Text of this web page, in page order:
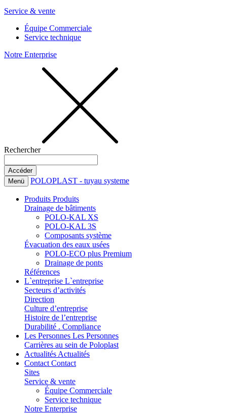
Service & vente
Équipe Commerciale
Service technique
Notre Enterprise
Rechercher
Menü POLOPLAST - tuyau systeme
Produits Produits
Drainage de bâtiments
POLO-KAL XS
POLO-KAL 3S
Composants système
Évacuation des eaux usées
POLO-ECO plus Premium
Drainage de ponts
Références
L`entreprise L`entreprise
Secteurs d’activités
Direction
Culture d’entreprise
Histoire de l’entreprise
Durabilité . Compliance
Les Personnes Les Personnes
Carrières au sein de Poloplast
Actualités Actualités
Contact Contact
Sites
Service & vente
Équipe Commerciale
Service technique
Notre Enterprise